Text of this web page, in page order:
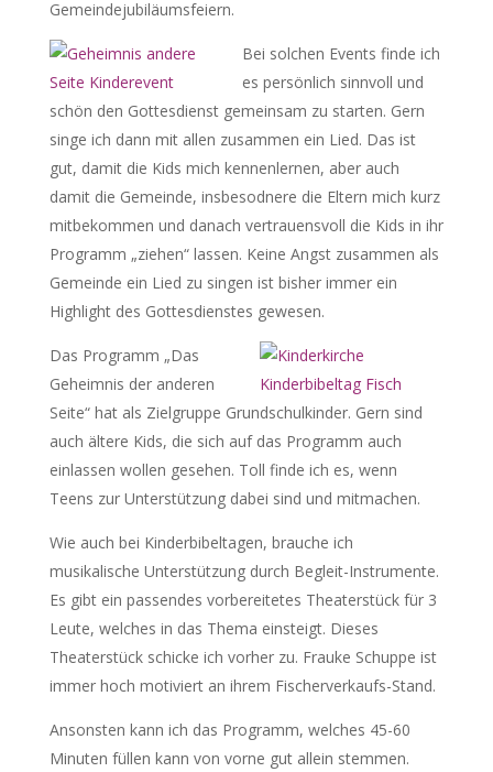
Gemeindejubiläumsfeiern.
Bei solchen Events finde ich
es persönlich sinnvoll und
schön den Gottesdienst gemeinsam zu starten. Gern
singe ich dann mit allen zusammen ein Lied. Das ist
gut, damit die Kids mich kennenlernen, aber auch
damit die Gemeinde, insbesodnere die Eltern mich kurz
mitbekommen und danach vertrauensvoll die Kids in ihr
Programm „ziehen“ lassen. Keine Angst zusammen als
Gemeinde ein Lied zu singen ist bisher immer ein
Highlight des Gottesdienstes gewesen.
Das Programm „Das
Geheimnis der anderen
Seite“ hat als Zielgruppe Grundschulkinder. Gern sind
auch ältere Kids, die sich auf das Programm auch
einlassen wollen gesehen. Toll finde ich es, wenn
Teens zur Unterstützung dabei sind und mitmachen.
Wie auch bei Kinderbibeltagen, brauche ich
musikalische Unterstützung durch Begleit-Instrumente.
Es gibt ein passendes vorbereitetes Theaterstück für 3
Leute, welches in das Thema einsteigt. Dieses
Theaterstück schicke ich vorher zu. Frauke Schuppe ist
immer hoch motiviert an ihrem Fischerverkaufs-Stand.
Ansonsten kann ich das Programm, welches 45-60
Minuten füllen kann von vorne gut allein stemmen.